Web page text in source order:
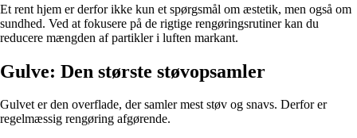
Et rent hjem er derfor ikke kun et spørgsmål om æstetik, men også om
sundhed. Ved at fokusere på de rigtige rengøringsrutiner kan du
reducere mængden af partikler i luften markant.
Gulve: Den største støvopsamler
Gulvet er den overflade, der samler mest støv og snavs. Derfor er
regelmæssig rengøring afgørende.